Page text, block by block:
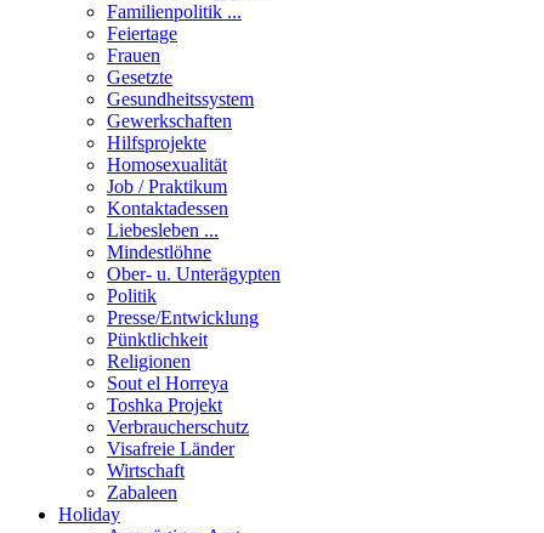
Familienpolitik ...
Feiertage
Frauen
Gesetzte
Gesundheitssystem
Gewerkschaften
Hilfsprojekte
Homosexualität
Job / Praktikum
Kontaktadessen
Liebesleben ...
Mindestlöhne
Ober- u. Unterägypten
Politik
Presse/Entwicklung
Pünktlichkeit
Religionen
Sout el Horreya
Toshka Projekt
Verbraucherschutz
Visafreie Länder
Wirtschaft
Zabaleen
Holiday